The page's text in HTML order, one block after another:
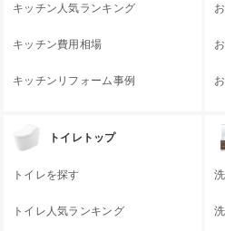
キッチン人気ランキング
キッチン費用相場
キッチンリフォーム事例
トイレトップ
トイレを探す
トイレ人気ランキング